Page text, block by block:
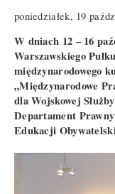
poniedziałek, 19
W dniach 12 – 16
Warszawskiego
międzynarodowego
„Międzynarodowe
dla Wojskowej
Departament
Edukacji